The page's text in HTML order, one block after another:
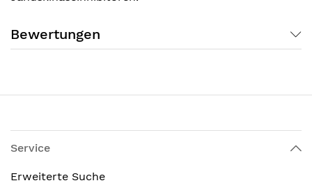
Bewertungen
Service
Erweiterte Suche